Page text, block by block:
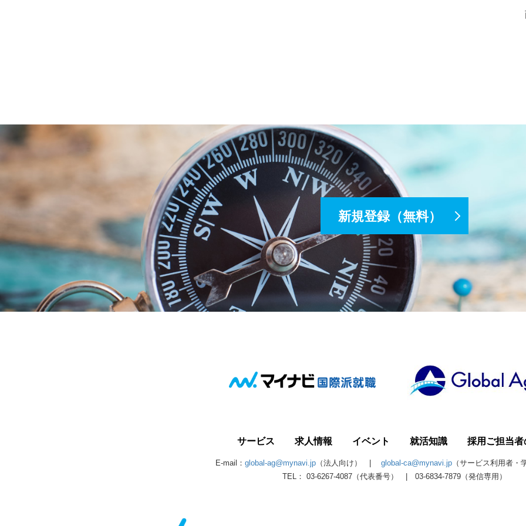
新規登録（無料）
サービス 求人情報 イベント 就活知識 採用ご担当者
E-mail： global-ag@mynavi.jp（法人向け） | global-ca@mynavi.jp（サービス利用者・
TEL： 03-6267-4087（代表番号） | 03-6834-7879（発信専用）